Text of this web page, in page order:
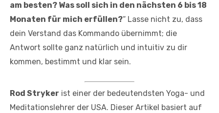
am besten? Was soll sich in den nächsten 6 bis 18
Monaten für mich erfüllen?“ Lasse nicht zu, dass
dein Verstand das Kommando übernimmt; die
Antwort sollte ganz natürlich und intuitiv zu dir
kommen, bestimmt und klar sein.
Rod Stryker ist einer der bedeutendsten Yoga- und
Meditationslehrer der USA. Dieser Artikel basiert auf